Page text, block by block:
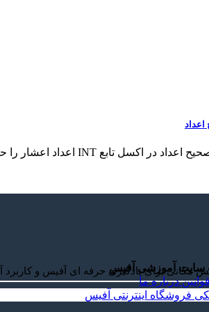
برای یادگیری حرفه ای آفیس و
سایت آموزشی آفیس
درباره ما